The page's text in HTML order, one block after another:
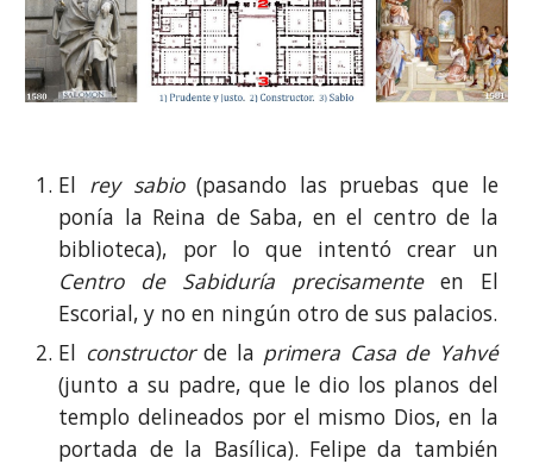
El rey sabio(pasando las pruebas que le
ponía la Reina de Saba, en el centro de la
biblioteca), por lo que intentó crear un
Centro de Sabiduría
precisamente en El
Escorial, y no en ningún otro de sus palacios.
El constructorde la primera Casa de Yahvé
(junto a su padre, que le dio los planos del
templo delineados por el mismo Dios, en la
portada de la Basílica). Felipe da también